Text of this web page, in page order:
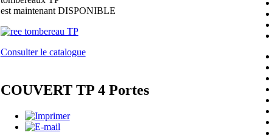
est maintenant DISPONIBLE
Consulter le catalogue
COUVERT TP 4 Portes